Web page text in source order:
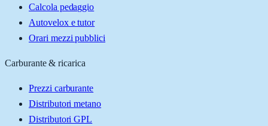
Calcola pedaggio
Autovelox e tutor
Orari mezzi pubblici
Carburante & ricarica
Prezzi carburante
Distributori metano
Distributori GPL